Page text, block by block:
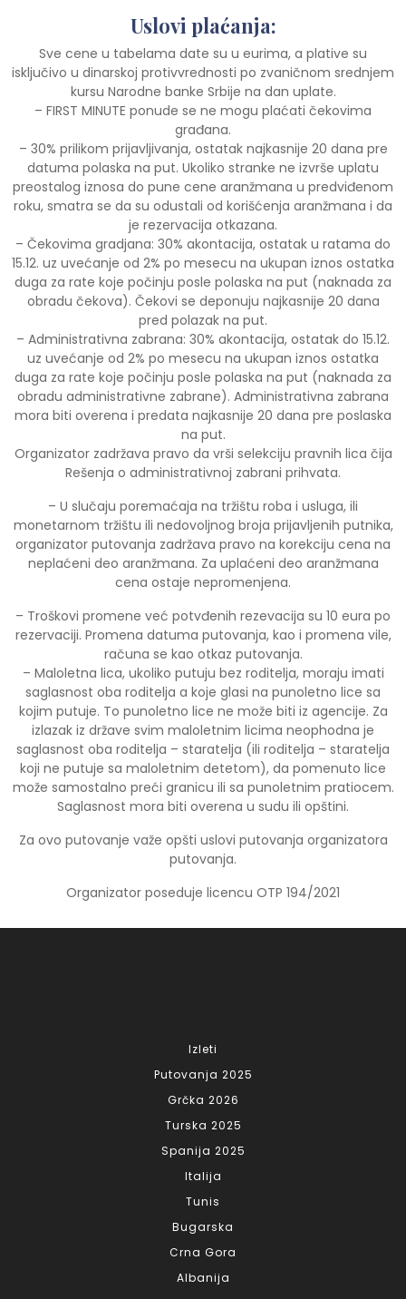
Uslovi plaćanja:
Sve cene u tabelama date su u eurima, a plative su
isključivo u dinarskoj protivvrednosti po zvaničnom srednjem
kursu Narodne banke Srbije na dan uplate.
– FIRST MINUTE ponude se ne mogu plaćati čekovima
građana.
– 30% prilikom prijavljivanja, ostatak najkasnije 20 dana pre
datuma polaska na put. Ukoliko stranke ne izvrše uplatu
preostalog iznosa do pune cene aranžmana u predviđenom
roku, smatra se da su odustali od korišćenja aranžmana i da
je rezervacija otkazana.
– Čekovima gradjana: 30% akontacija, ostatak u ratama do
15.12. uz uvećanje od 2% po mesecu na ukupan iznos ostatka
duga za rate koje počinju posle polaska na put (naknada za
obradu čekova). Čekovi se deponuju najkasnije 20 dana
pred polazak na put.
– Administrativna zabrana: 30% akontacija, ostatak do 15.12.
uz uvećanje od 2% po mesecu na ukupan iznos ostatka
duga za rate koje počinju posle polaska na put (naknada za
obradu administrativne zabrane). Administrativna zabrana
mora biti overena i predata najkasnije 20 dana pre poslaska
na put.
Organizator zadržava pravo da vrši selekciju pravnih lica čija
Rešenja o administrativnoj zabrani prihvata.
– U slučaju poremaćaja na tržištu roba i usluga, ili
monetarnom tržištu ili nedovoljnog broja prijavljenih putnika,
organizator putovanja zadržava pravo na korekciju cena na
neplaćeni deo aranžmana. Za uplaćeni deo aranžmana
cena ostaje nepromenjena.
– Troškovi promene već potvđenih rezevacija su 10 eura po
rezervaciji. Promena datuma putovanja, kao i promena vile,
računa se kao otkaz putovanja.
– Maloletna lica, ukoliko putuju bez roditelja, moraju imati
saglasnost oba roditelja a koje glasi na punoletno lice sa
kojim putuje. To punoletno lice ne može biti iz agencije. Za
izlazak iz države svim maloletnim licima neophodna je
saglasnost oba roditelja – staratelja (ili roditelja – staratelja
koji ne putuje sa maloletnim detetom), da pomenuto lice
može samostalno preći granicu ili sa punoletnim pratiocem.
Saglasnost mora biti overena u sudu ili opštini.
Za ovo putovanje važe opšti uslovi putovanja organizatora
putovanja.
Organizator poseduje licencu OTP 194/2021
Izleti
Putovanja 2025
Grčka 2026
Turska 2025
Spanija 2025
Italija
Tunis
Bugarska
Crna Gora
Albanija